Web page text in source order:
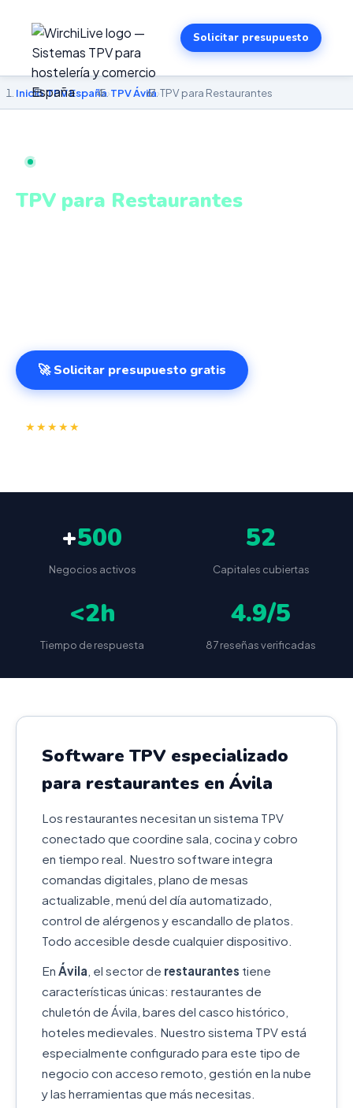
Solicitar presupuesto
Inicio›TPV España›TPV Ávila›TPV para Restaurantes
TPV PARA RESTAURANTES EN ÁVILA
TPV para Restaurantes
🚀 Solicitar presupuesto gratis
★★★★★
+500
Negocios activos
52
Capitales cubiertas
<2h
Tiempo de respuesta
4.9/5
87 reseñas verificadas
Software TPV especializado
para restaurantes en Ávila
Los restaurantes necesitan un sistema TPV
conectado que coordine sala, cocina y cobro
en tiempo real. Nuestro software integra
comandas digitales, plano de mesas
actualizable, menú del día automatizado,
control de alérgenos y escandallo de platos.
Todo accesible desde cualquier dispositivo.
En Ávila , el sector de restaurantes tiene
características únicas: restaurantes de
chuletón de Ávila, bares del casco histórico,
hoteles medievales. Nuestro sistema TPV está
especialmente configurado para este tipo de
negocio con acceso remoto, gestión en la nube
y las herramientas que más necesitas.